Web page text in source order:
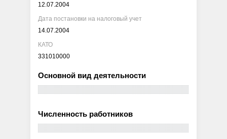
12.07.2004
Дата постановки на налоговый учет
14.07.2004
КАТО
331010000
Основной вид деятельности
Численность работников